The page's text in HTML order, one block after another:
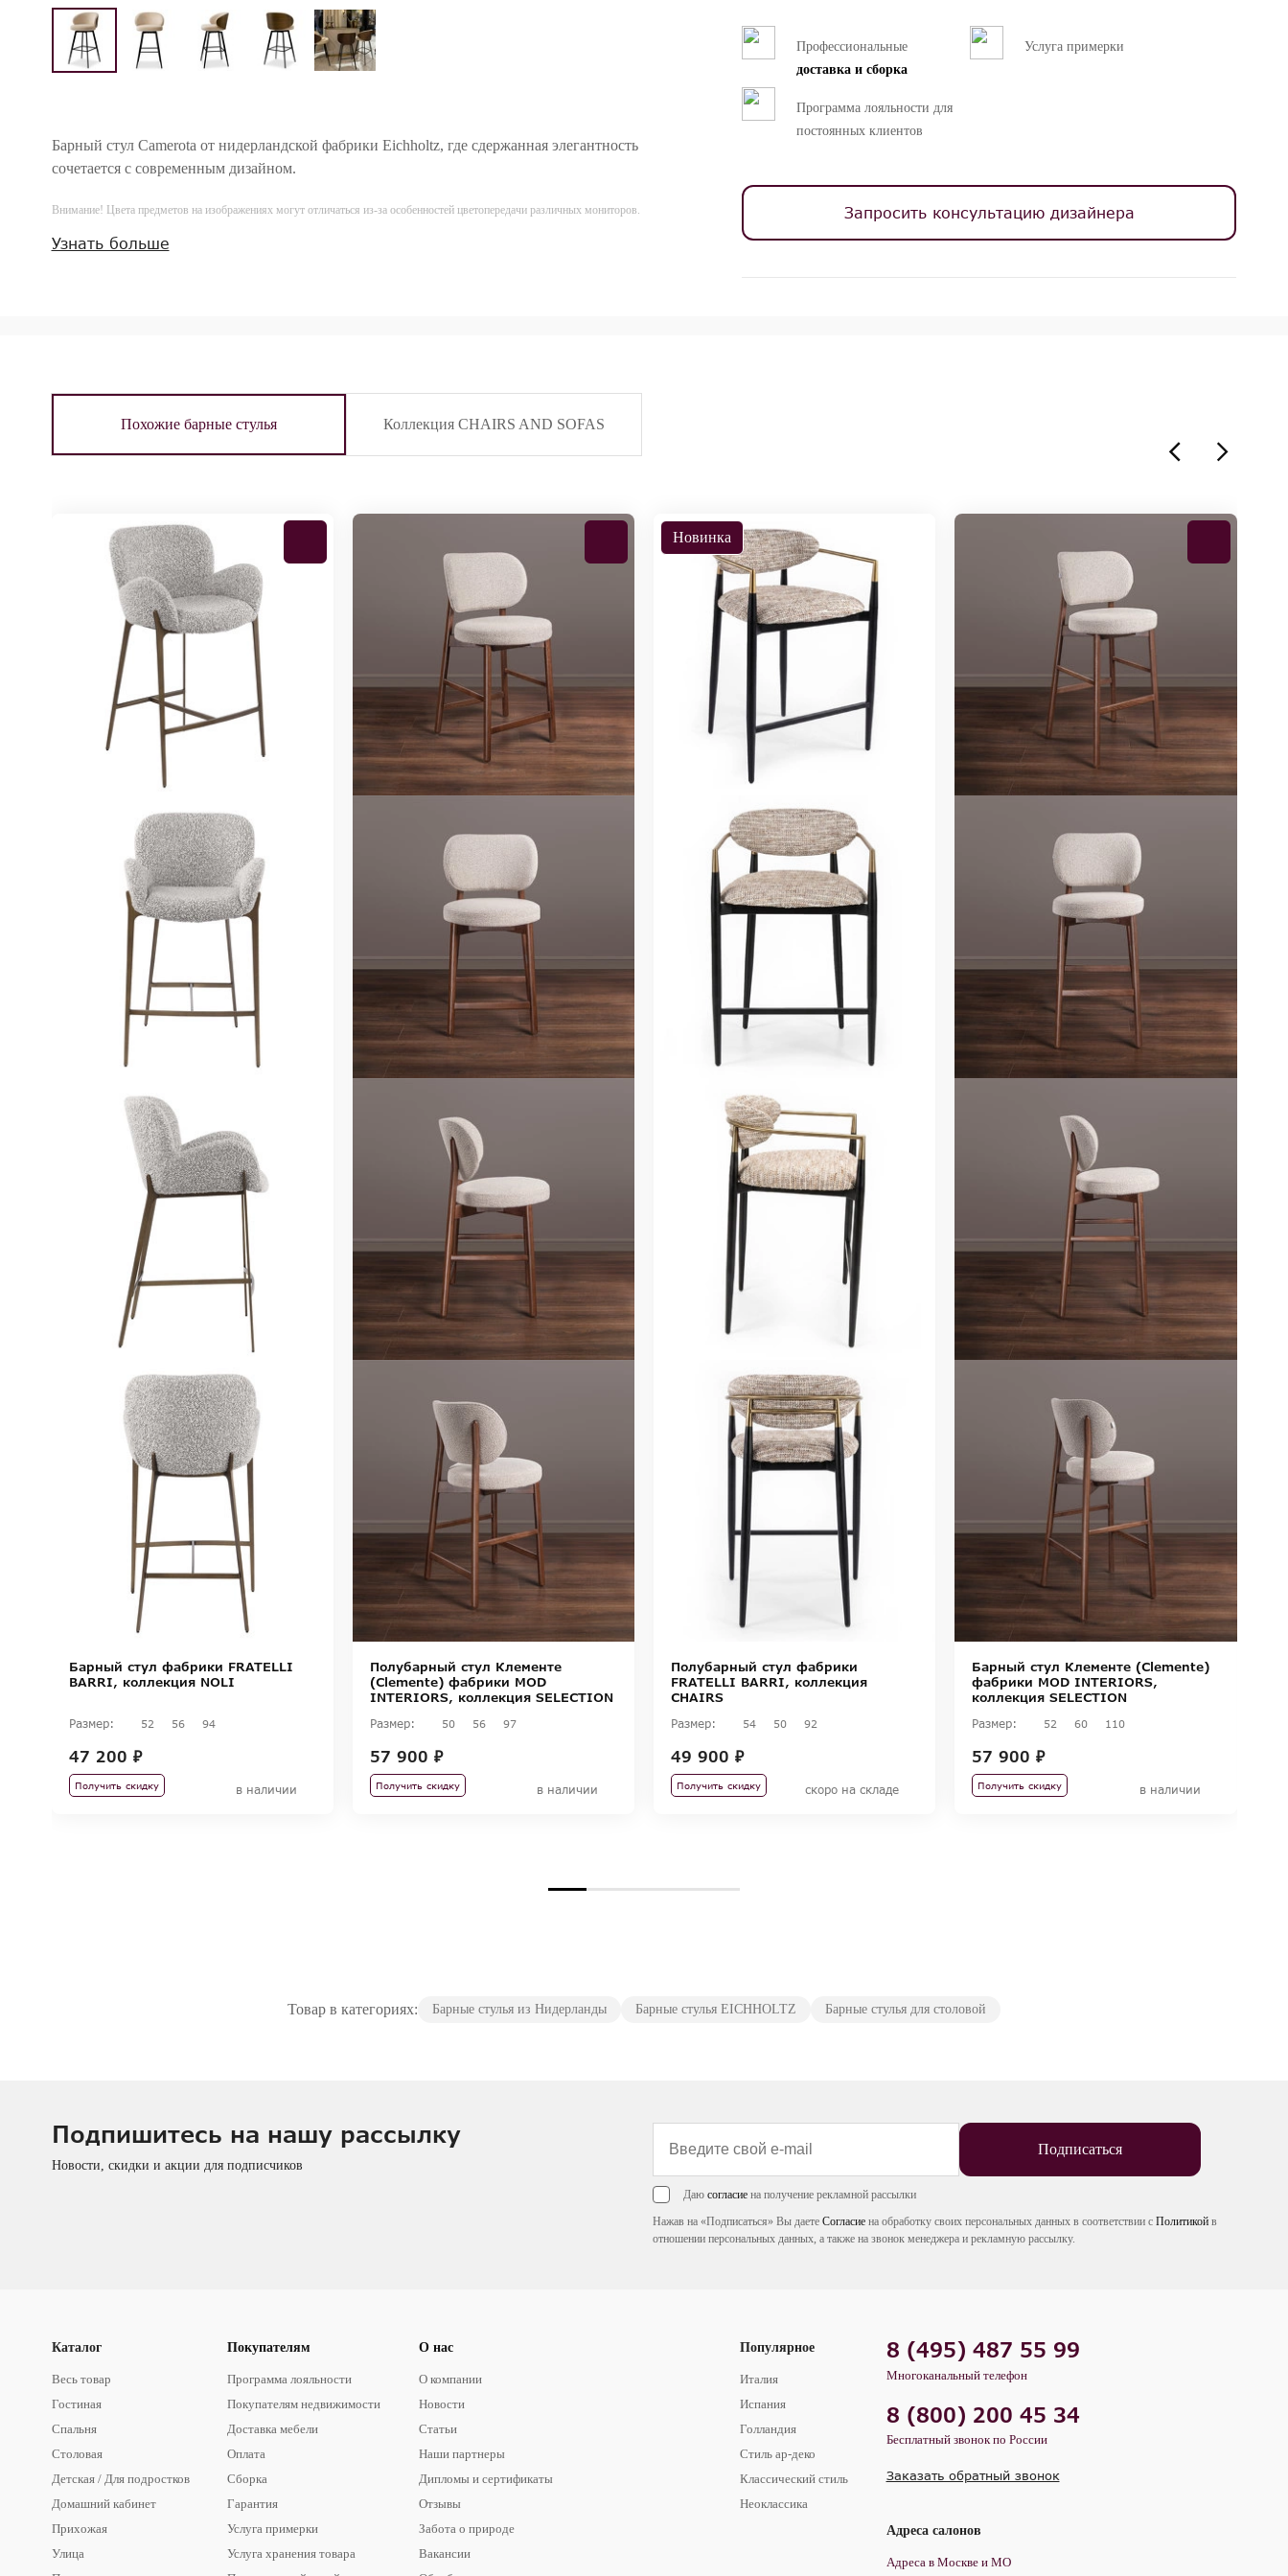
Барный стул Camerota от нидерландской фабрики Eichholtz, где сдержанная элегантность
сочетается с современным дизайном.
Внимание! Цвета предметов на изображениях могут отличаться из-за особенностей цветопередачи различных мониторов.
Узнать больше
Профессиональные
доставка и сборка
Услуга примерки
Программа лояльности для
постоянных клиентов
Запросить консультацию дизайнера
Похожие барные стулья Коллекция CHAIRS AND SOFAS
Барный стул фабрики FRATELLI
BARRI, коллекция NOLI
Размер: 52 56 94
47 200 ₽
Получить скидку в наличии
Полубарный стул Клементе
(Clemente) фабрики MOD
INTERIORS, коллекция SELECTION
Размер: 50 56 97
57 900 ₽
Получить скидку в наличии
Новинка
Полубарный стул фабрики
FRATELLI BARRI, коллекция
CHAIRS
Размер: 54 50 92
49 900 ₽
Получить скидку скоро на складе
Барный стул Клементе (Clemente)
фабрики MOD INTERIORS,
коллекция SELECTION
Размер: 52 60 110
57 900 ₽
Получить скидку в наличии
Товар в категориях: Барные стулья из Нидерланды Барные стулья EICHHOLTZ Барные стулья для столовой
Подпишитесь на нашу рассылку
Новости, скидки и акции для подписчиков
Подписаться
Даю согласиена получение рекламной рассылки
Нажав на «Подписаться» Вы даете Согласиена обработку своих персональных данных в соответствии с Политикойв
отношении персональных данных, а также на звонок менеджера и рекламную рассылку.
Каталог
Весь товар
Гостиная
Спальня
Столовая
Детская / Для подростков
Домашний кабинет
Прихожая
Улица
Покупателям
Программа лояльности
Покупателям недвижимости
Доставка мебели
Оплата
Сборка
Гарантия
Услуга примерки
Услуга хранения товара
О нас
О компании
Новости
Статьи
Наши партнеры
Дипломы и сертификаты
Отзывы
Забота о природе
Вакансии
Популярное
Италия
Испания
Голландия
Стиль ар-деко
Классический стиль
Неоклассика
8 (495) 487 55 99
Многоканальный телефон
8 (800) 200 45 34
Бесплатный звонок по России
Заказать обратный звонок
Адреса салонов
Адреса в Москве и МО